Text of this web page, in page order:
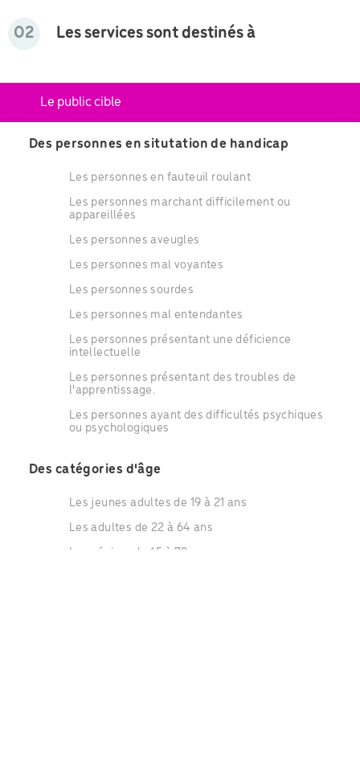
02 Les services sont destinés à
Le public cible
Des personnes en situtation de handicap
Les personnes en fauteuil roulant
Les personnes marchant difficilement ou
appareillées
Les personnes aveugles
Les personnes mal voyantes
Les personnes sourdes
Les personnes mal entendantes
Les personnes présentant une déficience
intellectuelle
Les personnes présentant des troubles de
l'apprentissage.
Les personnes ayant des difficultés psychiques
ou psychologiques
Des catégories d'âge
Les jeunes adultes de 19 à 21 ans
Les adultes de 22 à 64 ans
Les séniors de 65 à 79 ans